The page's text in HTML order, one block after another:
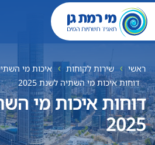
ראשי שירות לקוחות
איכות מי
דוחות איכות מי השתיה לשנת 2025
דוחות איכות מי
2025